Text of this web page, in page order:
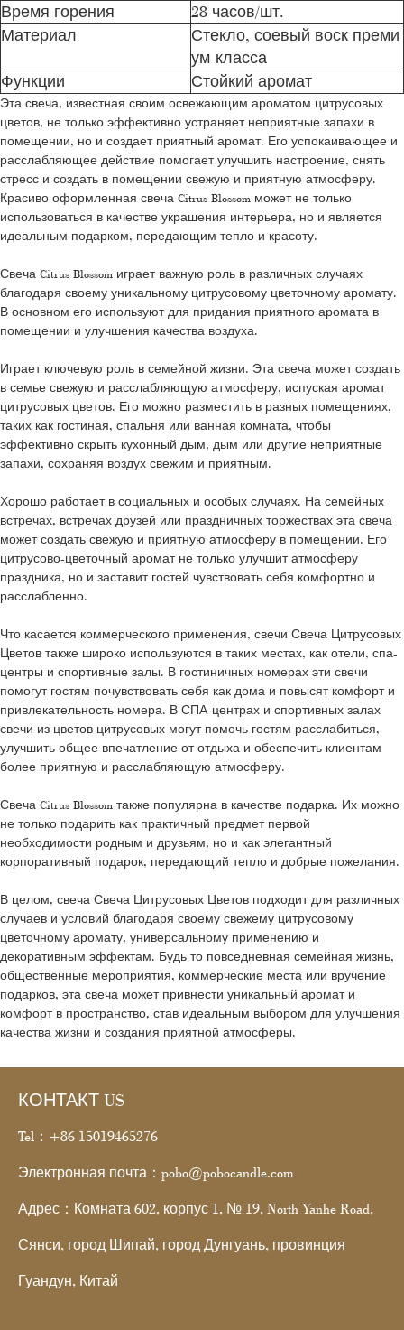
Время горения
28 часов/шт.
Материал
Стекло, соевый воск преми
ум-класса
Функции
Стойкий аромат
Эта свеча, известная своим освежающим ароматом цитрусовых
цветов, не только эффективно устраняет неприятные запахи в
помещении, но и создает приятный аромат. Его успокаивающее и
расслабляющее действие помогает улучшить настроение, снять
стресс и создать в помещении свежую и приятную атмосферу.
Красиво оформленная свеча Citrus Blossom может не только
использоваться в качестве украшения интерьера, но и является
идеальным подарком, передающим тепло и красоту.
Свеча Citrus Blossom играет важную роль в различных случаях
благодаря своему уникальному цитрусовому цветочному аромату.
В основном его используют для придания приятного аромата в
помещении и улучшения качества воздуха.
Играет ключевую роль в семейной жизни. Эта свеча может создать
в семье свежую и расслабляющую атмосферу, испуская аромат
цитрусовых цветов. Его можно разместить в разных помещениях,
таких как гостиная, спальня или ванная комната, чтобы
эффективно скрыть кухонный дым, дым или другие неприятные
запахи, сохраняя воздух свежим и приятным.
Хорошо работает в социальных и особых случаях. На семейных
встречах, встречах друзей или праздничных торжествах эта свеча
может создать свежую и приятную атмосферу в помещении. Его
цитрусово-цветочный аромат не только улучшит атмосферу
праздника, но и заставит гостей чувствовать себя комфортно и
расслабленно.
Что касается коммерческого применения, свечи Свеча Цитрусовых
Цветов также широко используются в таких местах, как отели, спа-
центры и спортивные залы. В гостиничных номерах эти свечи
помогут гостям почувствовать себя как дома и повысят комфорт и
привлекательность номера. В СПА-центрах и спортивных залах
свечи из цветов цитрусовых могут помочь гостям расслабиться,
улучшить общее впечатление от отдыха и обеспечить клиентам
более приятную и расслабляющую атмосферу.
Свеча Citrus Blossom также популярна в качестве подарка. Их можно
не только подарить как практичный предмет первой
необходимости родным и друзьям, но и как элегантный
корпоративный подарок, передающий тепло и добрые пожелания.
В целом, свеча Свеча Цитрусовых Цветов подходит для различных
случаев и условий благодаря своему свежему цитрусовому
цветочному аромату, универсальному применению и
декоративным эффектам. Будь то повседневная семейная жизнь,
общественные мероприятия, коммерческие места или вручение
подарков, эта свеча может привнести уникальный аромат и
комфорт в пространство, став идеальным выбором для улучшения
качества жизни и создания приятной атмосферы.
КОНТАКТ US
Tel：+86 15019465276
Электронная почта：pobo@pobocandle.com
Адрес：Комната 602, корпус 1, № 19, North Yanhe Road,
Сянси, город Шипай, город Дунгуань, провинция
Гуандун, Китай